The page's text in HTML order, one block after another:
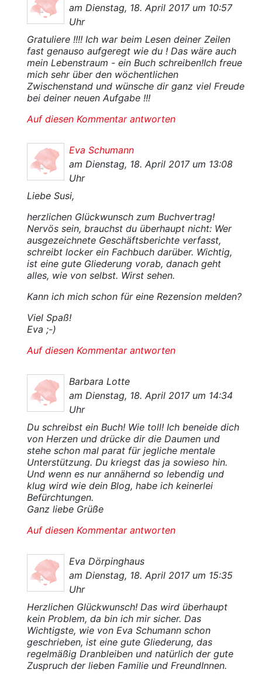
am Dienstag, 18. April 2017 um 10:57
Uhr
Gratuliere !!!! Ich war beim Lesen deiner Zeilen
fast genauso aufgeregt wie du ! Das wäre auch
mein Lebenstraum - ein Buch schreiben!Ich freue
mich sehr über den wöchentlichen
Zwischenstand und wünsche dir ganz viel Freude
bei deiner neuen Aufgabe !!!
Auf diesen Kommentar antworten
Eva Schumann
am Dienstag, 18. April 2017 um 13:08
Uhr
Liebe Susi,
herzlichen Glückwunsch zum Buchvertrag!
Nervös sein, brauchst du überhaupt nicht: Wer
ausgezeichnete Geschäftsberichte verfasst,
schreibt locker ein Fachbuch darüber. Wichtig,
ist eine gute Gliederung vorab, danach geht
alles, wie von selbst. Wirst sehen.
Kann ich mich schon für eine Rezension melden?
Viel Spaß!
Eva ;-)
Auf diesen Kommentar antworten
Barbara Lotte
am Dienstag, 18. April 2017 um 14:34
Uhr
Du schreibst ein Buch! Wie toll! Ich beneide dich
von Herzen und drücke dir die Daumen und
stehe schon mal parat für jegliche mentale
Unterstützung. Du kriegst das ja sowieso hin.
Und wenn es nur annähernd so lebendig und
klug wird wie dein Blog, habe ich keinerlei
Befürchtungen.
Ganz liebe Grüße
Auf diesen Kommentar antworten
Eva Dörpinghaus
am Dienstag, 18. April 2017 um 15:35
Uhr
Herzlichen Glückwunsch! Das wird überhaupt
kein Problem, da bin ich mir sicher. Das
Wichtigste, wie von Eva Schumann schon
geschrieben, ist eine gute Gliederung, das
regelmäßig Dranbleiben und natürlich der gute
Zuspruch der lieben Familie und FreundInnen.